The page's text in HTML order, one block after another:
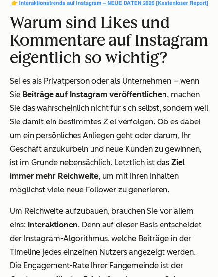
Warum sind Likes und
Kommentare auf Instagram
eigentlich so wichtig?
Sei es als Privatperson oder als Unternehmen – wenn
Sie Beiträge auf Instagram veröffentlichen, machen
Sie das wahrscheinlich nicht für sich selbst, sondern weil
Sie damit ein bestimmtes Ziel verfolgen. Ob es dabei
um ein persönliches Anliegen geht oder darum, Ihr
Geschäft anzukurbeln und neue Kunden zu gewinnen,
ist im Grunde nebensächlich. Letztlich ist das Ziel
immer mehr Reichweite, um mit Ihren Inhalten
möglichst viele neue Follower zu generieren.
Um Reichweite aufzubauen, brauchen Sie vor allem
eins: Interaktionen. Denn auf dieser Basis entscheidet
der Instagram-Algorithmus, welche Beiträge in der
Timeline jedes einzelnen Nutzers angezeigt werden.
Die Engagement-Rate Ihrer Fangemeinde ist der